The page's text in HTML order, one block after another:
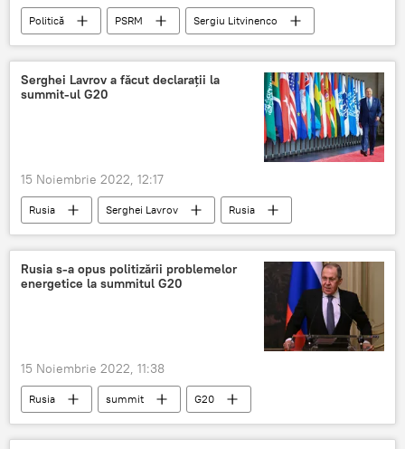
Politică PSRM Sergiu Litvinenco
Serghei Lavrov a făcut declarații la
summit-ul G20
15 Noiembrie 2022, 12:17
Rusia Serghei Lavrov
Rusia
summit
G20
Rusia s-a opus politizării problemelor
energetice la summitul G20
15 Noiembrie 2022, 11:38
Rusia summit G20